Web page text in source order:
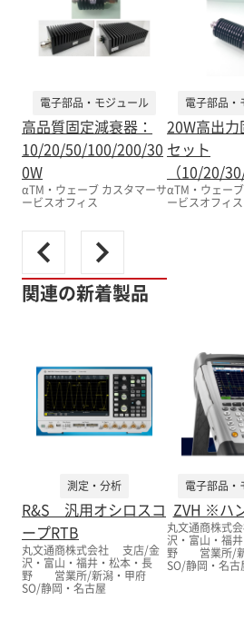
電子部品・モジュール
高品質固定減衰器：
10/20/50/100/200/30
0W
αTM・ウェーブ カスタマーサ
ービスオフィス
電子部品・
20W高出
セット
（10/20/
αTM・ウェー
ービスオフィス
関連の新着製品
測定・分析
R&S 汎用オシロスコ
ープRTB
丸文通商株式会社 支店/金
沢・富山・福井・松本・長
野 営業所/新潟・甲府
SO/静岡・名古屋
電子部品・
ZVH ※ハ
丸文通商株式
沢・富山・福
野 営業所/
SO/静岡・名古